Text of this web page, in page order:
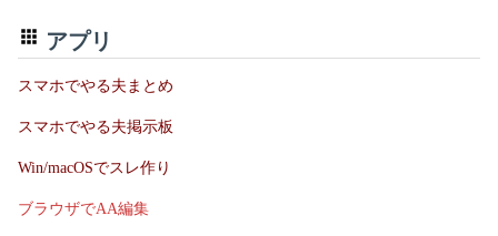
アプリ
スマホでやる夫まとめ
スマホでやる夫掲示板
Win/macOSでスレ作り
ブラウザでAA編集